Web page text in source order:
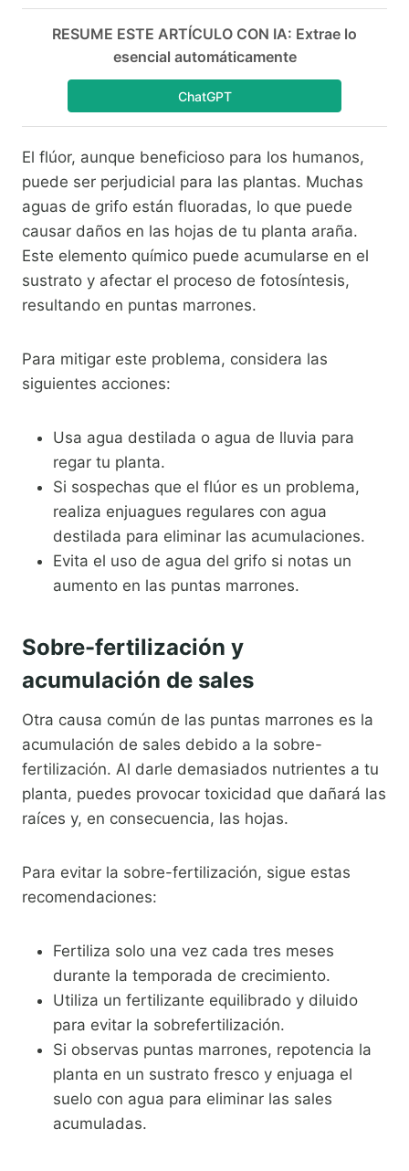
RESUME ESTE ARTÍCULO CON IA: Extrae lo
esencial automáticamente
ChatGPT
El flúor, aunque beneficioso para los humanos,
puede ser perjudicial para las plantas. Muchas
aguas de grifo están fluoradas, lo que puede
causar daños en las hojas de tu planta araña.
Este elemento químico puede acumularse en el
sustrato y afectar el proceso de fotosíntesis,
resultando en puntas marrones.
Para mitigar este problema, considera las
siguientes acciones:
Usa agua destilada o agua de lluvia para
regar tu planta.
Si sospechas que el flúor es un problema,
realiza enjuagues regulares con agua
destilada para eliminar las acumulaciones.
Evita el uso de agua del grifo si notas un
aumento en las puntas marrones.
Sobre-fertilización y
acumulación de sales
Otra causa común de las puntas marrones es la
acumulación de sales debido a la sobre-
fertilización. Al darle demasiados nutrientes a tu
planta, puedes provocar toxicidad que dañará las
raíces y, en consecuencia, las hojas.
Para evitar la sobre-fertilización, sigue estas
recomendaciones:
Fertiliza solo una vez cada tres meses
durante la temporada de crecimiento.
Utiliza un fertilizante equilibrado y diluido
para evitar la sobrefertilización.
Si observas puntas marrones, repotencia la
planta en un sustrato fresco y enjuaga el
suelo con agua para eliminar las sales
acumuladas.